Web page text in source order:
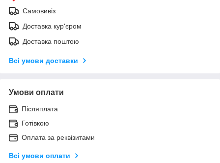
Самовивіз
Доставка кур'єром
Доставка поштою
Всі умови доставки
Умови оплати
Післяплата
Готівкою
Оплата за реквізитами
Всі умови оплати